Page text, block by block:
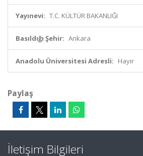
Yayınevi: T.C. KÜLTÜR BAKANLIĞI
Basıldığı Şehir: Ankara
Anadolu Üniversitesi Adresli: Hayır
Paylaş
İletişim Bilgileri